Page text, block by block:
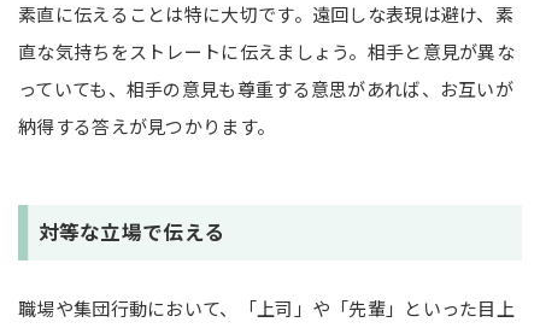
素直に伝えることは特に大切です。遠回しな表現は避け、素
直な気持ちをストレートに伝えましょう。相手と意見が異な
っていても、相手の意見も尊重する意思があれば、お互いが
納得する答えが見つかります。
対等な立場で伝える
職場や集団行動において、「上司」や「先輩」といった目上